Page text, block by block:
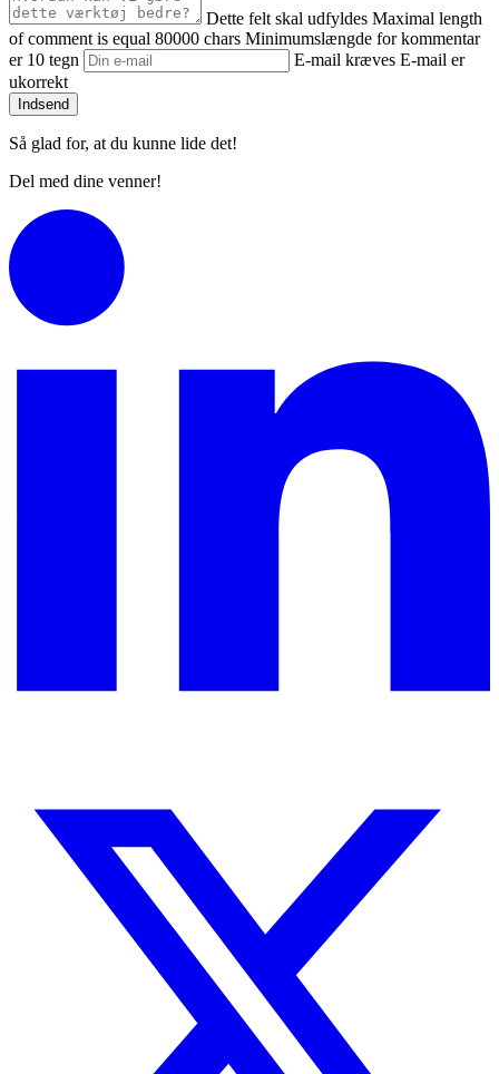
Dette felt skal udfyldes Maximal length
of comment is equal 80000 chars Minimumslængde for kommentar
er 10 tegn
E-mail kræves E-mail er
ukorrekt
Indsend
Så glad for, at du kunne lide det!
Del med dine venner!